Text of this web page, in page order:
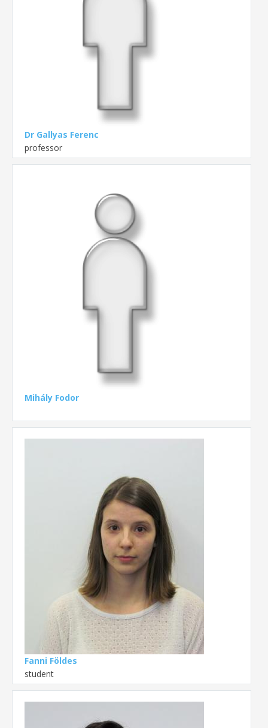
Dr Gallyas Ferenc
professor
Mihály Fodor
Fanni Földes
student